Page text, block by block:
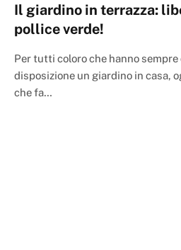
Il giardino in terrazza:
pollice verde!
Per tutti coloro che hanno sempre
disposizione un giardino in casa,
che fa…